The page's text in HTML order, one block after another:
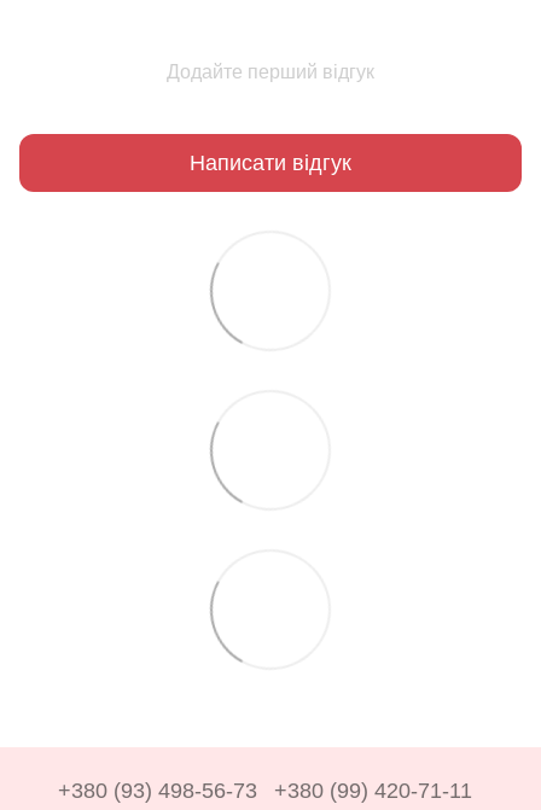
Додайте перший відгук
Написати відгук
+380 (93) 498-56-73 +380 (99) 420-71-11